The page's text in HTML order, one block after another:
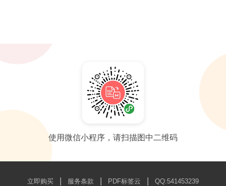
使用微信小程序，请扫描图中二维码
立即购买 | 服务条款 | PDF标签云 | QQ:541453239